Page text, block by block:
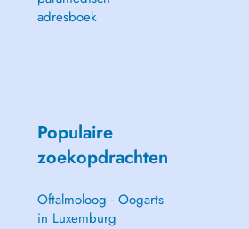
adresboek
Populaire
zoekopdrachten
Oftalmoloog - Oogarts
in Luxemburg